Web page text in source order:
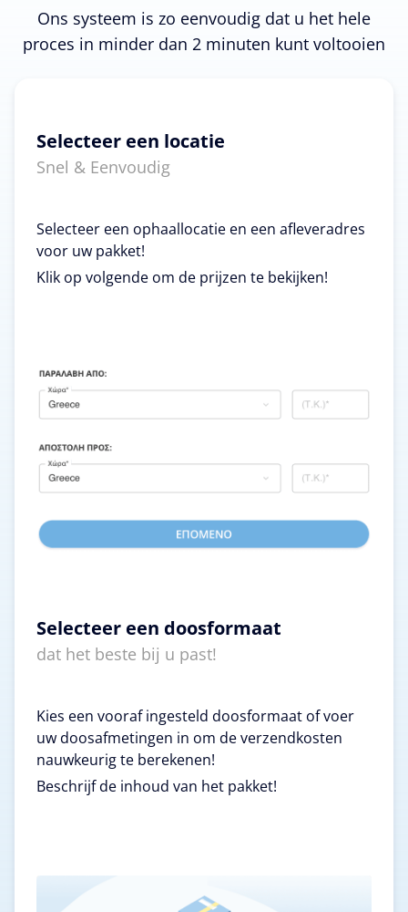
Ons systeem is zo eenvoudig dat u het hele
proces in minder dan 2 minuten kunt voltooien
Selecteer een locatie
Snel & Eenvoudig
Selecteer een ophaallocatie en een afleveradres
voor uw pakket!
Klik op volgende om de prijzen te bekijken!
Selecteer een doosformaat
dat het beste bij u past!
Kies een vooraf ingesteld doosformaat of voer
uw doosafmetingen in om de verzendkosten
nauwkeurig te berekenen!
Beschrijf de inhoud van het pakket!